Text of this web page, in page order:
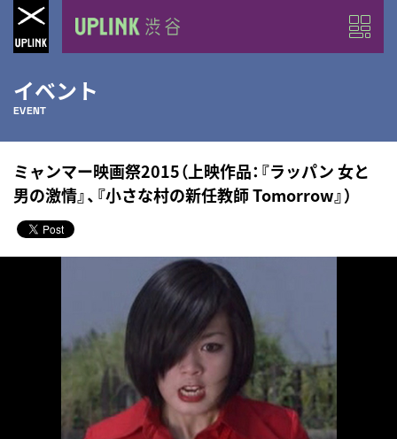
イベント
EVENT
ミャンマー映画祭2015（上映作品：『ラッパン 女と
男の激情』、『小さな村の新任教師 Tomorrow』）